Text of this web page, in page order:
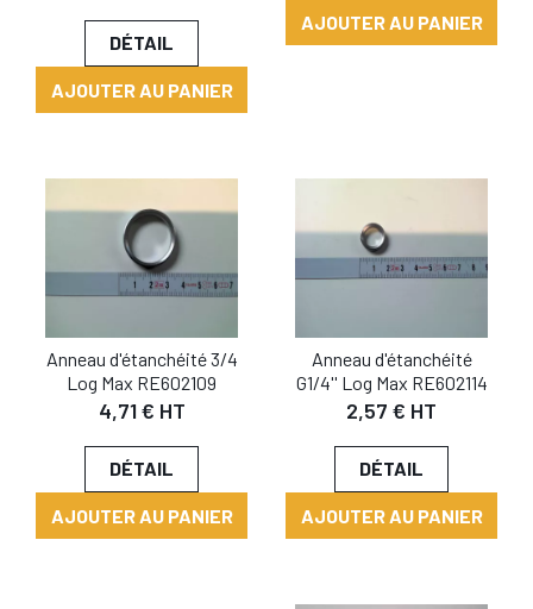
DÉTAIL
AJOUTER AU PANIER
AJOUTER AU PANIER
Anneau d'étanchéité 3/4
Log Max RE602109
4,71 € HT
DÉTAIL
AJOUTER AU PANIER
Anneau d'étanchéité
G1/4'' Log Max RE602114
2,57 € HT
DÉTAIL
AJOUTER AU PANIER